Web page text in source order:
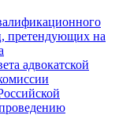
претендующих на
адвокатской